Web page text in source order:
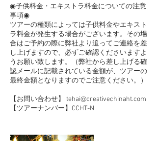
◉子供料金・エキストラ料金についての注意
事項◉
ツアーの種類によっては子供料金やエキスト
ラ料金が発生する場合がございます。その場
合はご予約の際に弊社より追ってご連絡を差
し上げますので、必ずご確認くださいますよ
うお願い致します。（弊社から差し上げる確
認メールに記載されている金額が、ツアーの
最終金額となりますのでご注意ください。）
【お問い合わせ】 tehai@creativechinaht.com
【ツアーナンバー】CCHT-N